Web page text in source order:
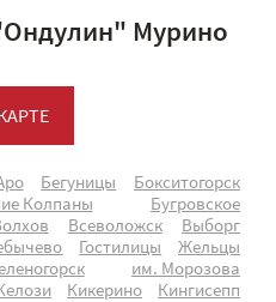
Мурино
Бегуницы
Бокситогорск
Колпаны
Бугровское
Всеволожск
Выборг
Гостилицы
Жельцы
им. Морозова
Кикерино
Кингисепп